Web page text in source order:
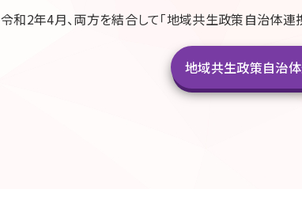
令和2年4月、両方を結合して「地域共生政策自治体連
地域共生政策自治